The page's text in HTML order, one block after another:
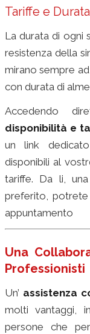
Tariffe e
La durata di ogni
resistenza della
mirano sempre
con durata di
Accedendo
disponibilità e
un link
disponibili al
tariffe. Da li,
preferito, potrete
appuntamento
Una
Professionisti
Un’ assistenza
molti vantaggi,
persone che